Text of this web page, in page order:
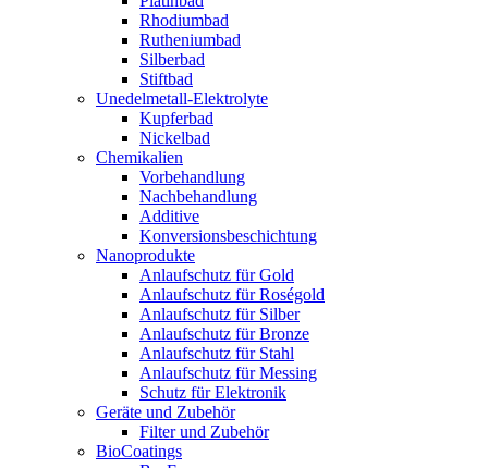
Rhodiumbad
Rutheniumbad
Silberbad
Stiftbad
Unedelmetall-Elektrolyte
Kupferbad
Nickelbad
Chemikalien
Vorbehandlung
Nachbehandlung
Additive
Konversionsbeschichtung
Nanoprodukte
Anlaufschutz für Gold
Anlaufschutz für Roségold
Anlaufschutz für Silber
Anlaufschutz für Bronze
Anlaufschutz für Stahl
Anlaufschutz für Messing
Schutz für Elektronik
Geräte und Zubehör
Filter und Zubehör
BioCoatings